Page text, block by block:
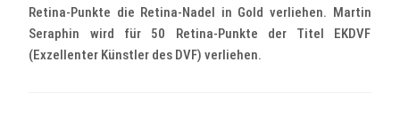
Retina-Punkte die Retina-Nadel in Gold verliehen. Martin
Seraphin wird für 50 Retina-Punkte der Titel EKDVF
(Exzellenter Künstler des DVF) verliehen.